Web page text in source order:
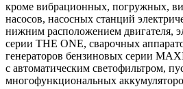
кроме вибрационных, погружных,
насосов, насосных станций
нижним расположением двигателя,
серии THE ONE, сварочных
генераторов бензиновых серии
с автоматическим светофильтром,
многофункциональных